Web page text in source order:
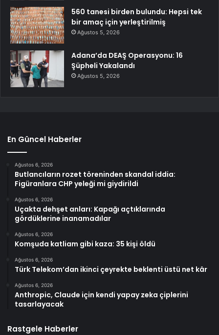
560 tanesi birden bulundu: Hepsi tek
bir amaç için yerleştirilmiş
Ağustos 5, 2026
Adana’da DEAŞ Operasyonu: 16
Şüpheli Yakalandı
Ağustos 5, 2026
En Güncel Haberler
Ağustos 6, 2026
Butlancıların rozet töreninden skandal iddia:
Figüranlara CHP yeleği mi giydirildi
Ağustos 6, 2026
Uçakta dehşet anları: Kapağı açtıklarında
gördüklerine inanamadılar
Ağustos 6, 2026
Komşuda katliam gibi kaza: 35 kişi öldü
Ağustos 6, 2026
Türk Telekom’dan ikinci çeyrekte beklenti üstü net kâr
Ağustos 6, 2026
Anthropic, Claude için kendi yapay zeka çiplerini
tasarlayacak
Rastgele Haberler